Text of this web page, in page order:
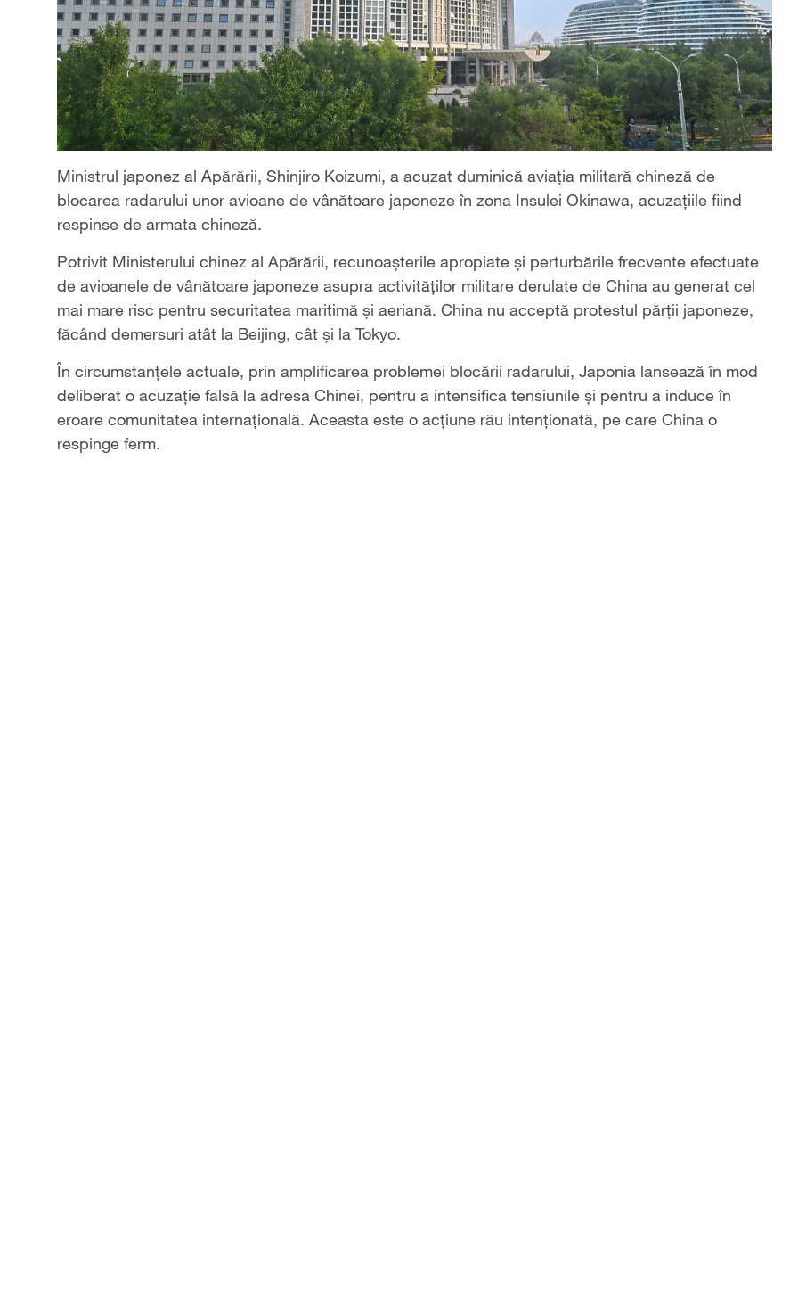
Ministrul japonez al Apărării, Shinjiro Koizumi, a acuzat duminică aviația militară chineză de
blocarea radarului unor avioane de vânătoare japoneze în zona Insulei Okinawa, acuzațiile fiind
respinse de armata chineză.
Potrivit Ministerului chinez al Apărării, recunoașterile apropiate și perturbările frecvente efectuate
de avioanele de vânătoare japoneze asupra activităților militare derulate de China au generat cel
mai mare risc pentru securitatea maritimă și aeriană. China nu acceptă protestul părții japoneze,
făcând demersuri atât la Beijing, cât și la Tokyo.
În circumstanțele actuale, prin amplificarea problemei blocării radarului, Japonia lansează în mod
deliberat o acuzație falsă la adresa Chinei, pentru a intensifica tensiunile și pentru a induce în
eroare comunitatea internațională. Aceasta este o acțiune rău intenționată, pe care China o
respinge ferm.